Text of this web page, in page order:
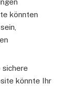
könnten
sichere
könnte Ihr